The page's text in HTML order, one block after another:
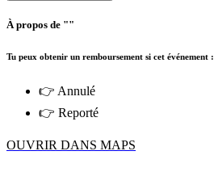
À propos de ""
Tu peux obtenir un remboursement si cet événement :
👉 Annulé
👉 Reporté
OUVRIR DANS MAPS